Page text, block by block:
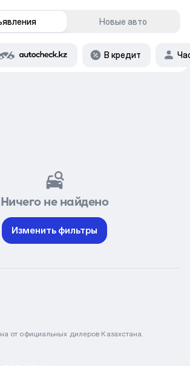
Новые авто
В кредит
Ничего не найдено
Изменить фильтры
от официальных дилеров Казахстана.